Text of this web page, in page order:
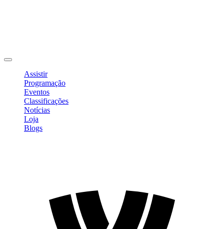
Assistir
Programação
Eventos
Classificações
Notícias
Loja
Blogs